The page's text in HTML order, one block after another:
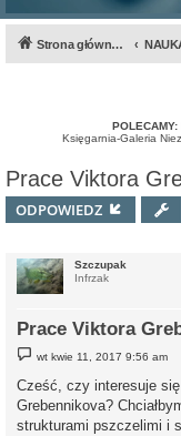
Strona główna forum
POLECAMY:
Księgarnia-Galeria
Prace Viktora
ODPOWIEDZ
Szczupak
Infrzak
Prace Viktora
o
t
wt kwie 11, 2017 9:56 am
Cześć, czy interesuje
Grebennikova?
strukturami pszczelimi i